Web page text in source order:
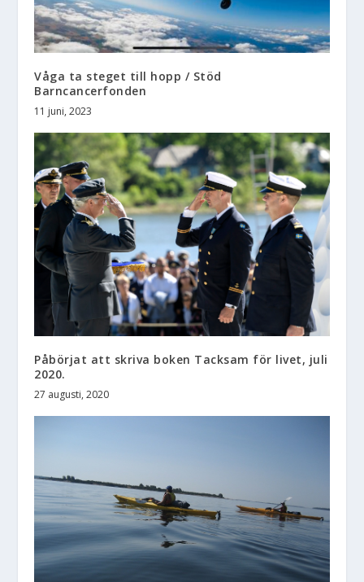
Våga ta steget till hopp / Stöd
Barncancerfonden
11 juni, 2023
Påbörjat att skriva boken Tacksam för livet, juli
2020.
27 augusti, 2020